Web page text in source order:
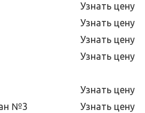
Узнать цену
Узнать цену
Узнать цену
Узнать цену
Узнать цену
№3
Узнать цену